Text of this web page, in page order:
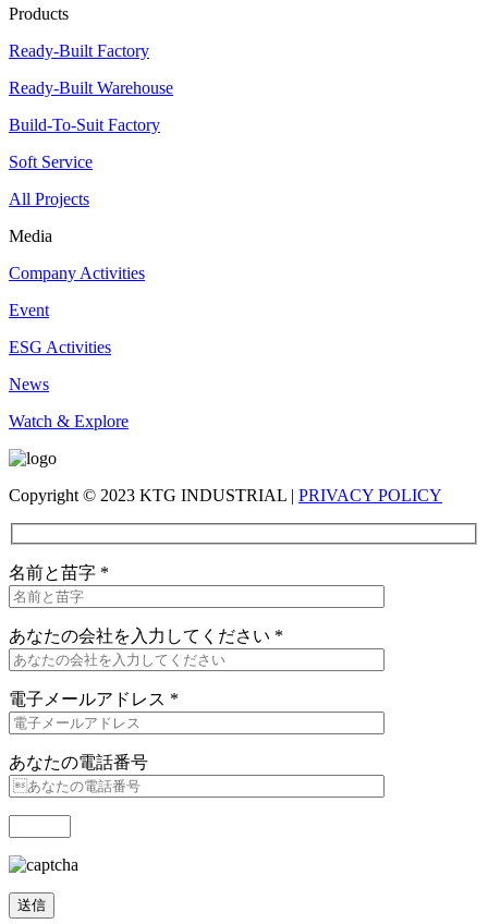
Products
Ready-Built Factory
Ready-Built Warehouse
Build-To-Suit Factory
Soft Service
All Projects
Media
Company Activities
Event
ESG Activities
News
Watch & Explore
Copyright © 2023 KTG INDUSTRIAL | PRIVACY POLICY
名前と苗字 *
あなたの会社を入力してください *
電子メールアドレス *
あなたの電話番号